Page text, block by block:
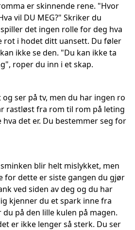
er skinnende rene. "Hvor
vil DU MEG?" Skriker du
det ingen rolle for deg hva
rot i hodet ditt uansett. Du føler
ikke se den. "Du kan ikke ta
roper du inn i et skap.
ser på tv, men du har ingen ro
rastløst fra rom til rom på leting
det er. Du bestemmer seg for
blir helt mislykket, men
for dette er siste gangen du gjør
ved siden av deg og du har
kjenner du et spark inne fra
på den lille kulen på magen.
er ikke lenger så sterk. Du ser